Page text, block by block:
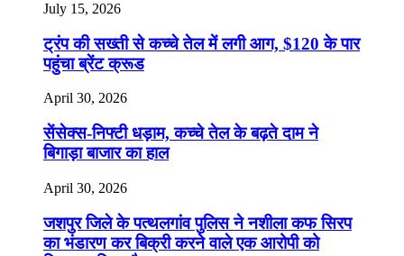
July 15, 2026
ट्रंप की सख्ती से कच्चे तेल में लगी आग, $120 के पार
पहुंचा ब्रेंट क्रूड
April 30, 2026
सेंसेक्स-निफ्टी धड़ाम, कच्चे तेल के बढ़ते दाम ने
बिगाड़ा बाजार का हाल
April 30, 2026
जशपुर जिले के पत्थलगांव पुलिस ने नशीला कफ सिरप
का भंडारण कर बिक्री करने वाले एक आरोपी को